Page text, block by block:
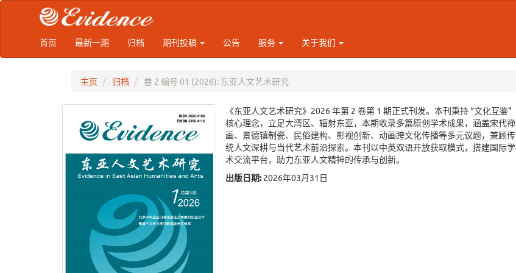
Navigation
Content
首页 最新一期 归档 期刊投稿 公告 服务 关于我们
主页 归档 卷 2 编号 01 (2026): 东亚人文艺术研究
《东亚人文艺术研究》2026 年第 2 卷第 1 期正式刊发。本刊秉持 “文化互鉴”
核心理念，立足大湾区、辐射东亚，本期收录多篇原创学术成果，涵盖宋代禅
画、景德镇制瓷、民俗建构、影视创新、动画跨文化传播等多元议题，兼顾传
统人文深耕与当代艺术前沿探索。本刊以中英双语开放获取模式，搭建国际学
术交流平台，助力东亚人文精神的传承与创新。
出版日期: 2026年03月31日